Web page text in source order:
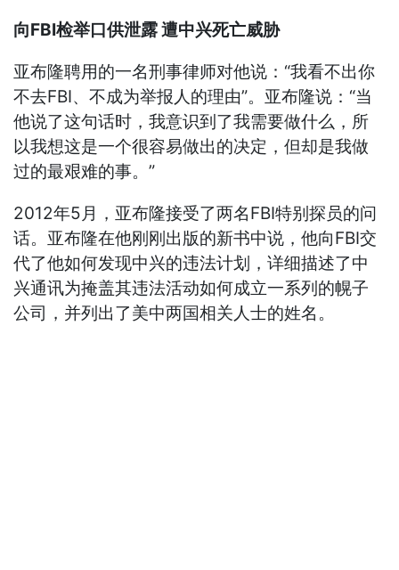
向FBI检举口供泄露 遭中兴死亡威胁
亚布隆聘用的一名刑事律师对他说：“我看不出你
不去FBI、不成为举报人的理由”。亚布隆说：“当
他说了这句话时，我意识到了我需要做什么，所
以我想这是一个很容易做出的决定，但却是我做
过的最艰难的事。”
2012年5月，亚布隆接受了两名FBI特别探员的问
话。亚布隆在他刚刚出版的新书中说，他向FBI交
代了他如何发现中兴的违法计划，详细描述了中
兴通讯为掩盖其违法活动如何成立一系列的幌子
公司，并列出了美中两国相关人士的姓名。